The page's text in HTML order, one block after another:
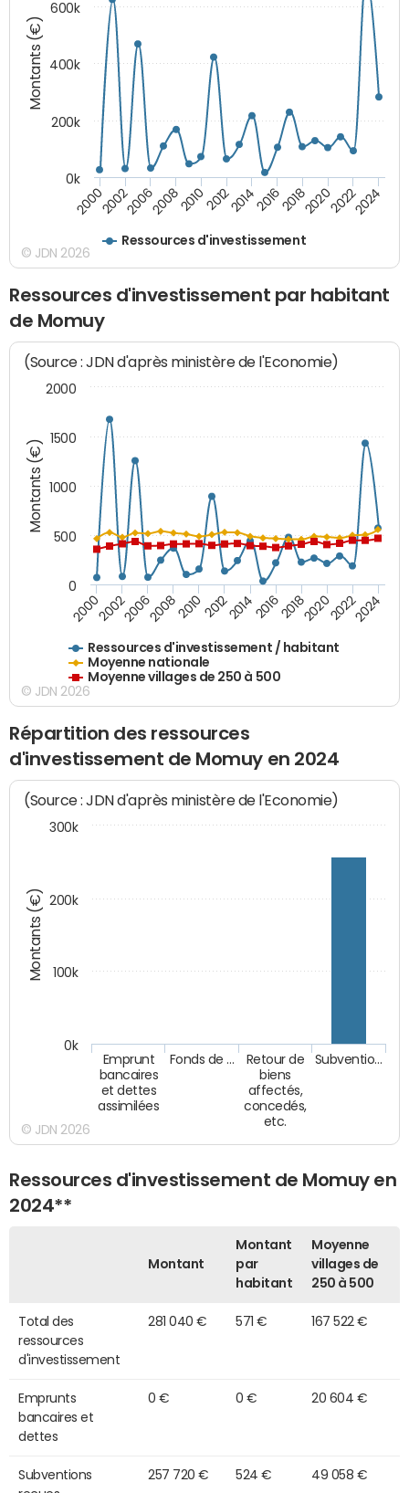
Montants (€)
Ressources d'investissement
200020022006200820102012201420162018202020222024
0k
200k
400k
600k
© JDN 2026
Ressources d'investissement par habitant
de Momuy
Montants (€)
(Source : JDN d'après ministère de l'Economie)
Ressources d'investissement / habitant
Moyenne nationale
Moyenne villages de 250 à 500
200020022006200820102012201420162018202020222024
0
500
1000
1500
2000
© JDN 2026
Répartition des ressources
d'investissement de Momuy en 2024
Montants (€)
(Source : JDN d'après ministère de l'Economie)
Emprunt
bancaires
et dettes
assimilées
Fonds de …
Retour de
biens
affectés,
concedés,
etc.
Subventio…
0k
100k
200k
300k
© JDN 2026
Ressources d'investissement de Momuy en
2024**
Montant
Montant
par
habitant
Moyenne
villages de
250 à 500
Total des
ressources
d'investissement
281 040 € 571 € 167 522 €
Emprunts
bancaires et
dettes
0 € 0 € 20 604 €
Subventions
257 720 € 524 € 49 058 €